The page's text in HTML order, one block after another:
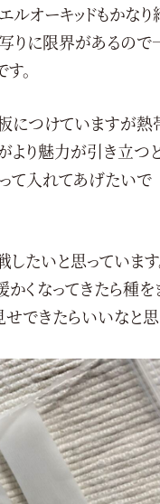
ルオーキッドもかなり
りに限界があるので
。
につけていますが熱
り魅力が引き立つ
て入れてあげたいで
たいと思っています
くなってきたら種を
できたらいいなと思